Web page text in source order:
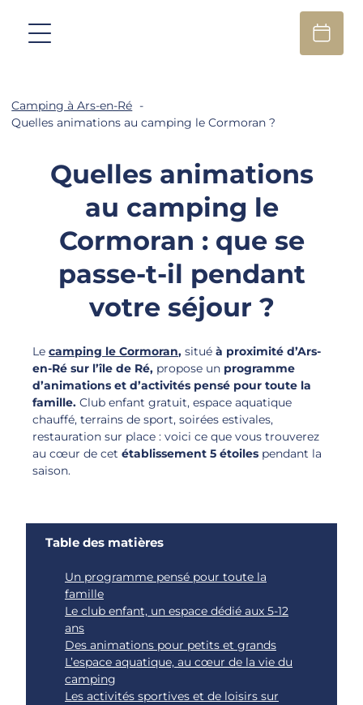
Camping à Ars-en-Ré
Quelles animations au camping le Cormoran ?
Quelles animations
au camping le
Cormoran : que se
passe-t-il pendant
votre séjour ?
Le camping le Cormoran, situé à proximité d’Ars-
en-Ré sur l’île de Ré, propose un programme
d’animations et d’activités pensé pour toute la
famille. Club enfant gratuit, espace aquatique
chauffé, terrains de sport, soirées estivales,
restauration sur place : voici ce que vous trouverez
au cœur de cet établissement 5 étoiles pendant la
saison.
Table des matières
Un programme pensé pour toute la
famille
Le club enfant, un espace dédié aux 5-12
ans
Des animations pour petits et grands
L’espace aquatique, au cœur de la vie du
camping
Les activités sportives et de loisirs sur